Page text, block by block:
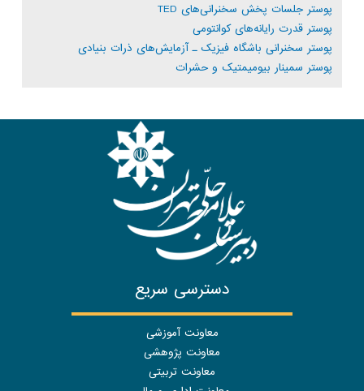
پوستر جلسات پخش سخنرانی‌های TED
پوستر قدرت رایانه‌های کوانتومی
پوستر سخنرانی باشگاه فیزیک ـ آزمایش‌های ذرات بنیادی
پوستر سمینار بیومیمتیک و حشرات
دسترسی سریع
معاونت آموزشی
معاونت پژوهشی
معاونت تربیتی